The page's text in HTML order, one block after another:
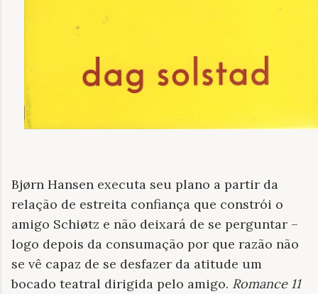
Bjørn Hansen executa seu plano a partir da
relação de estreita confiança que constrói o
amigo Schiøtz e não deixará de se perguntar –
logo depois da consumação por que razão não
se vê capaz de se desfazer da atitude um
bocado teatral dirigida pelo amigo. Romance 11